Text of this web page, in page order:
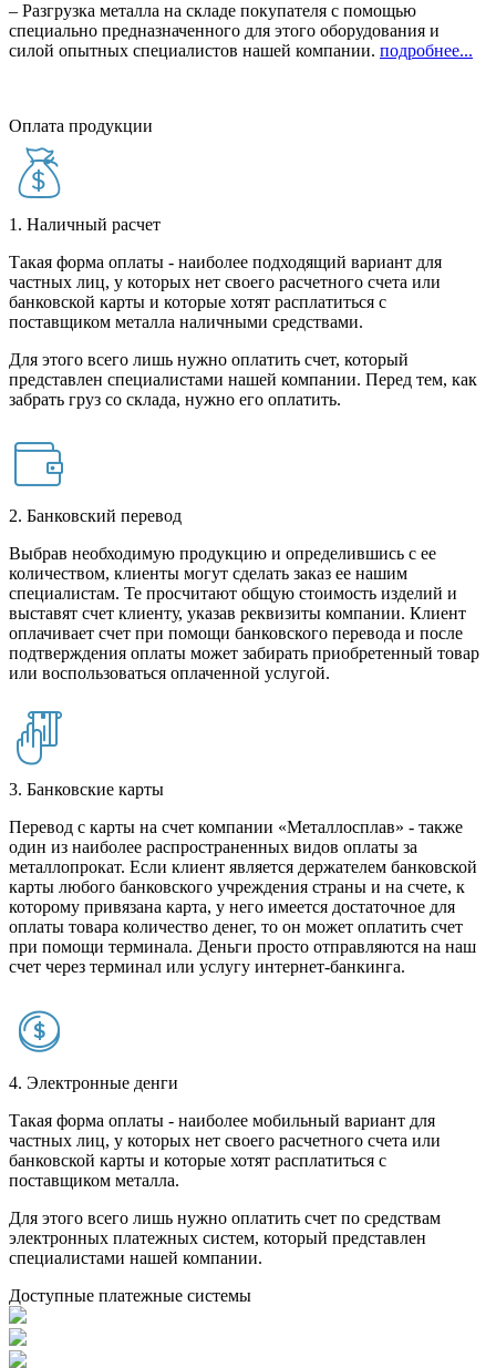
– Разгрузка металла на складе покупателя с помощью
специально предназначенного для этого оборудования и
силой опытных специалистов нашей компании. подробнее...
Оплата продукции
1. Наличный расчет
Такая форма оплаты - наиболее подходящий вариант для
частных лиц, у которых нет своего расчетного счета или
банковской карты и которые хотят расплатиться с
поставщиком металла наличными средствами.
Для этого всего лишь нужно оплатить счет, который
представлен специалистами нашей компании. Перед тем, как
забрать груз со склада, нужно его оплатить.
2. Банковский перевод
Выбрав необходимую продукцию и определившись с ее
количеством, клиенты могут сделать заказ ее нашим
специалистам. Те просчитают общую стоимость изделий и
выставят счет клиенту, указав реквизиты компании. Клиент
оплачивает счет при помощи банковского перевода и после
подтверждения оплаты может забирать приобретенный товар
или воспользоваться оплаченной услугой.
3. Банковские карты
Перевод с карты на счет компании «Металлосплав» - также
один из наиболее распространенных видов оплаты за
металлопрокат. Если клиент является держателем банковской
карты любого банковского учреждения страны и на счете, к
которому привязана карта, у него имеется достаточное для
оплаты товара количество денег, то он может оплатить счет
при помощи терминала. Деньги просто отправляются на наш
счет через терминал или услугу интернет-банкинга.
4. Электронные денги
Такая форма оплаты - наиболее мобильный вариант для
частных лиц, у которых нет своего расчетного счета или
банковской карты и которые хотят расплатиться с
поставщиком металла.
Для этого всего лишь нужно оплатить счет по средствам
электронных платежных систем, который представлен
специалистами нашей компании.
Доступные платежные системы